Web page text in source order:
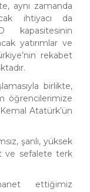
aynı zamanda
ihtiyacı da
kapasitesinin
yatırımlar ve
rekabet
birlikte,
öğrencilerimize
Atatürk’ün
şanlı, yüksek
ve sefalete terk
ettiğimiz